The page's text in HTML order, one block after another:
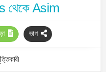
থেকে Asim
ভাগ